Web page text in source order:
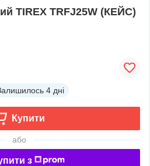
TIREX TRFJ25W (КЕЙС)
4 дні
Купити
або
з